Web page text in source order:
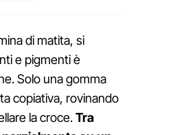
di matita, si
e pigmenti è
Solo una gomma
copiativa, rovinando
la croce.Tra